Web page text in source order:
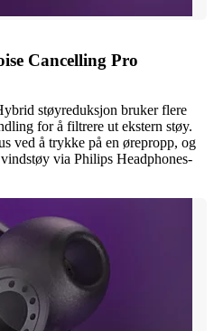
Cancelling Pro
støyreduksjon bruker flere
for å filtrere ut ekstern støy.
ved å trykke på en ørepropp, og
via Philips Headphones-